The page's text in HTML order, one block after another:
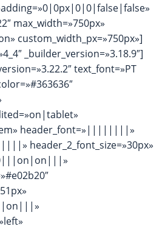
max_width=»750px»
custom_width_px=»750px»]
_builder_version=»3.18.9″]
text_font=»PT
header_font=»||||||||»
header_2_font_size=»30px»